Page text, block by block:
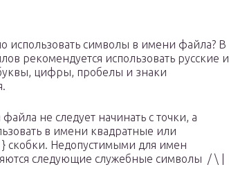
использовать символы в имени файла? В
рекомендуется использовать русские и
цифры, пробелы и знаки
не следует начинать с точки, а
в имени квадратные или
скобки. Недопустимыми для имен
следующие служебные символы / \ |